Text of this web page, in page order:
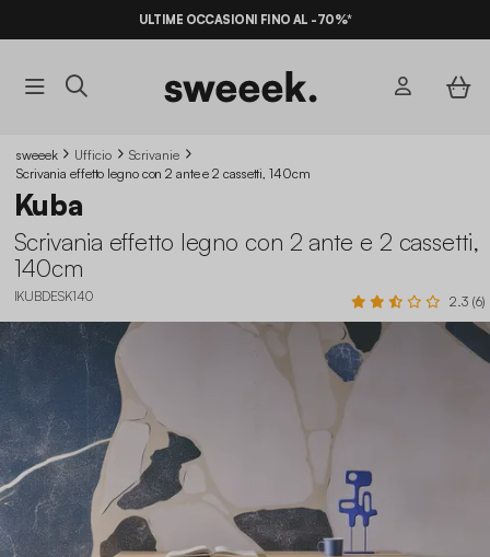
ULTIME OCCASIONI FINO AL -70%*
sweeek Ufficio
Scrivanie
Scrivania effetto legno con 2 ante e 2 cassetti, 140cm
Kuba
Scrivania effetto legno con 2 ante e 2 cassetti,
140cm
IKUBDESK140 2.3 (6)